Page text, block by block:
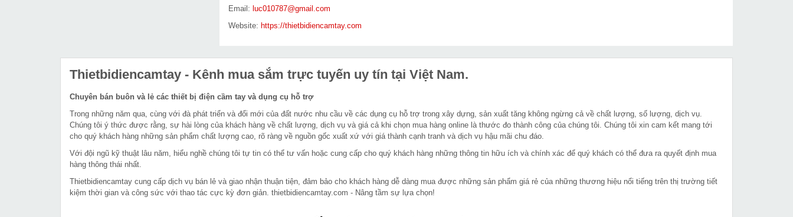
Email: luc010787@gmail.com
Website: https://thietbidiencamtay.com
Thietbidiencamtay - Kênh mua sắm trực tuyến uy tín tại Việt Nam.
Chuyên bán buôn và lẻ các thiết bị điện cầm tay và dụng cụ hỗ trợ
Trong những năm qua, cùng với đà phát triển và đổi mới của đất nước nhu cầu về các dụng cụ hỗ trợ trong xây dựng, sản xuất tăng không ngừng cả về chất lượng, số lượng, dịch vụ.
Chúng tôi ý thức được rằng, sự hài lòng của khách hàng về chất lượng, dịch vụ và giá cả khi chọn mua hàng online là thước đo thành công của chúng tôi. Chúng tôi xin cam kết mang tới
cho quý khách hàng những sản phẩm chất lượng cao, rõ ràng về nguồn gốc xuất xứ với giá thành cạnh tranh và dịch vụ hậu mãi chu đáo.
Với đội ngũ kỹ thuật lâu năm, hiểu nghề chúng tôi tự tin có thể tư vấn hoặc cung cấp cho quý khách hàng những thông tin hữu ích và chính xác để quý khách có thể đưa ra quyết định mua
hàng thông thái nhất.
Thietbidiencamtay cung cấp dịch vụ bán lẻ và giao nhận thuận tiện, đảm bảo cho khách hàng dễ dàng mua được những sản phẩm giá rẻ của những thương hiệu nổi tiếng trên thị trường tiết
kiệm thời gian và công sức với thao tác cực kỳ đơn giản. thietbidiencamtay.com - Nâng tầm sự lựa chọn!